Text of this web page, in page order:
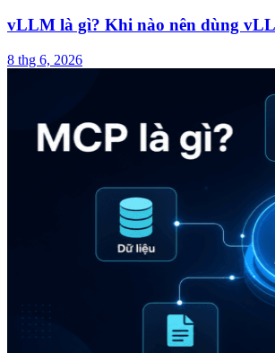
vLLM là gì? Khi nào nên dùng
8 thg 6, 2026